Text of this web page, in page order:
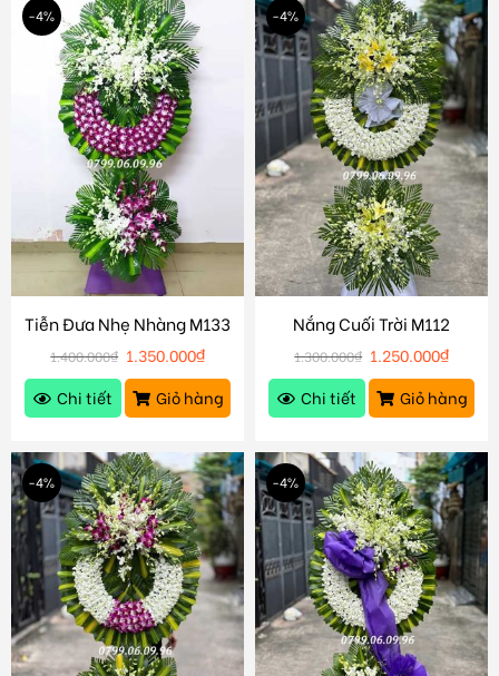
-4%
Tiễn Đưa Nhẹ Nhàng M133
1.400.000₫ 1.350.000₫
Chi tiết
Giỏ hàng
-4%
Nắng Cuối Trời M112
1.300.000₫ 1.250.000₫
Chi tiết
Giỏ hàng
-4% -4%